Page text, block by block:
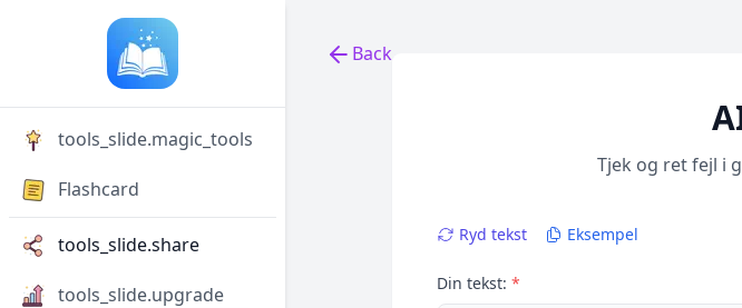
tools_slide.magic_tools
Flashcard
tools_slide.share
tools_slide.upgrade
Back
Back to tools
Tjek og ret fejl i
Ryd tekst Eksempel
Din tekst: *